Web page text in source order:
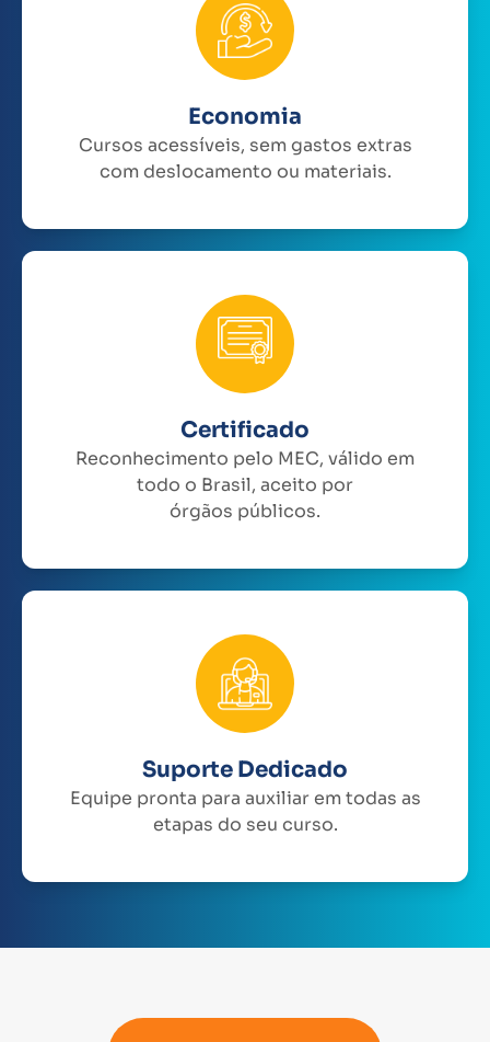
Economia
Cursos acessíveis, sem gastos extras
com deslocamento ou materiais.
Certificado
Reconhecimento pelo MEC, válido em
todo o Brasil, aceito por
órgãos públicos.
Suporte Dedicado
Equipe pronta para auxiliar em todas as
etapas do seu curso.